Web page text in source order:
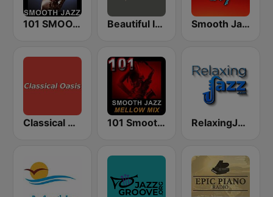
101 SMOOTH JAZZ Beautiful Instrumentals Channel Smooth Jazz 247
Classical Oasis 101 Smooth Jazz Mellow Mix RelaxingJazz.com - Smooth Jazz